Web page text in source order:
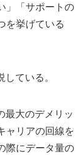
」「サポートの
を挙げている
ている。
最大のデメリッ
ャリアの回線を
際にデータ量の